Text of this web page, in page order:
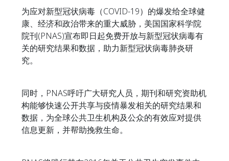
为应对新型冠状病毒（COVID-19）的爆发给全球健
康、经济和政治带来的重大威胁，美国国家科学院
院刊(PNAS)宣布即日起免费开放与新型冠状病毒有
关的研究结果和数据，助力新型冠状病毒肺炎研
究。
同时，PNAS呼吁广大研究人员，期刊和研究资助机
构能够快速公开共享与疫情暴发相关的研究结果和
数据，为全球公共卫生机构及公众的有效应对提供
信息更新，并帮助挽救生命。